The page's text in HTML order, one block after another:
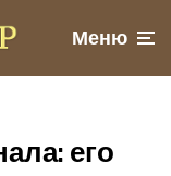
Меню
его